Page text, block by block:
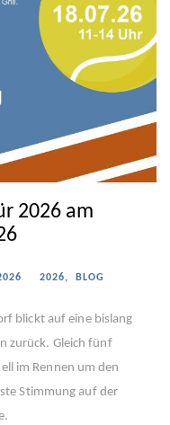
2026 am
2026, BLOG
blickt auf eine bislang
zurück. Gleich fünf
im Rennen um den
Stimmung auf der